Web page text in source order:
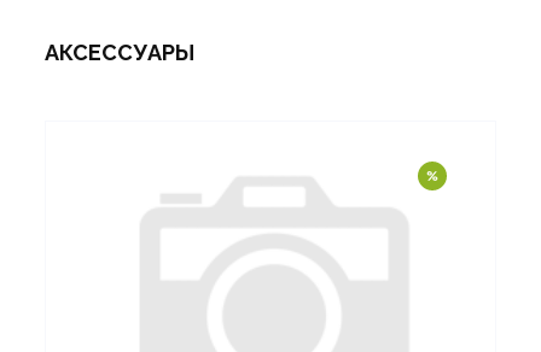
АКСЕССУАРЫ